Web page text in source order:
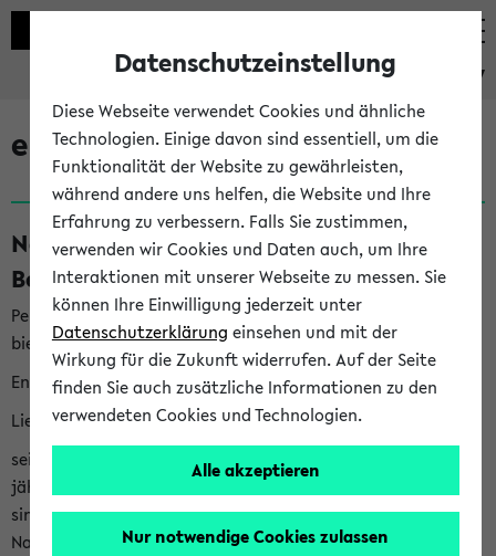
eKVV
eKVV News
Nachhaltigkeitspreis 2026:
Bewerbungsphase gestartet (06.08.26)
Per E-Mail eingestellt von nachhaltigkeitsbuero@uni-
bielefeld.de an den Verteiler 'Alle Studierenden':
English version below
Liebe Studierende,
seit 2023 verleiht das Rektorat der Universität Bielefeld
jährlich den Nachhaltigkeitspreis für Abschlussarbeiten. Sie
sind herzlich eingeladen sich mit Ihrer Abschlussarbeit beim
Nachhaltigkeitsbüro zu bewerben. Bitte nutzen Sie für Ihre
Datenschutzeinstellung
Diese Webseite verwendet Cookies und ähnliche
Technologien. Einige davon sind essentiell, um die
Funktionalität der Website zu gewährleisten,
während andere uns helfen, die Website und Ihre
Erfahrung zu verbessern. Falls Sie zustimmen,
verwenden wir Cookies und Daten auch, um Ihre
Interaktionen mit unserer Webseite zu messen. Sie
können Ihre Einwilligung jederzeit unter
Datenschutzerklärung einsehen und mit der
Wirkung für die Zukunft widerrufen. Auf der Seite
finden Sie auch zusätzliche Informationen zu den
verwendeten Cookies und Technologien.
Alle akzeptieren
Nur notwendige Cookies zulassen